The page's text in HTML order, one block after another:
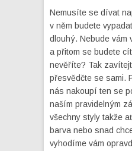
Nemusíte se dívat
v něm budete
dlouhý. Nebude vám
a přitom se budete
nevěříte? Tak
přesvědčte se sami.
nás nakoupí ten se
naším pravidelným
všechny styly takže
barva nebo snad
vyhodíme vám